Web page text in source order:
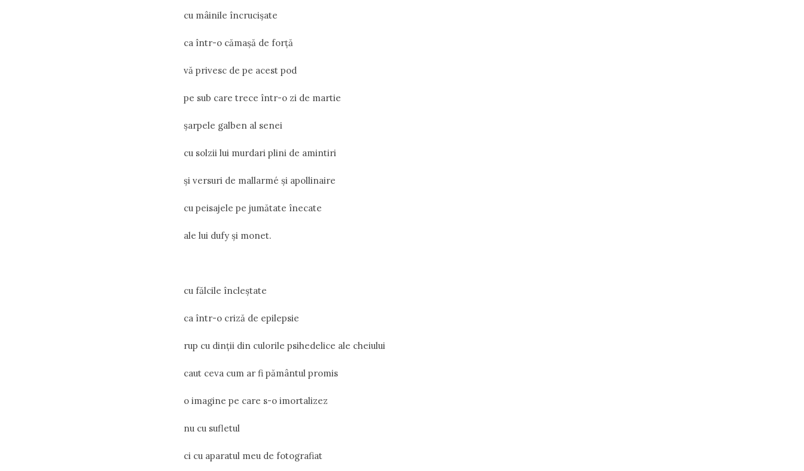
cu mâinile încrucișate
ca într-o cămașă de forță
vă privesc de pe acest pod
pe sub care trece într-o zi de martie
șarpele galben al senei
cu solzii lui murdari plini de amintiri
și versuri de mallarmé și apollinaire
cu peisajele pe jumătate înecate
ale lui dufy și monet.
cu fălcile încleștate
ca într-o criză de epilepsie
rup cu dinții din culorile psihedelice ale cheiului
caut ceva cum ar fi pământul promis
o imagine pe care s-o imortalizez
nu cu sufletul
ci cu aparatul meu de fotografiat